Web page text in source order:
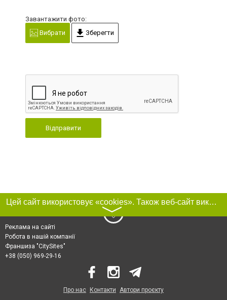
Завантажити фото:
Вибрати
Зберегти
Відправити
Цей сайт використовує «cookies». Також веб-сайт використовує інтернет-сервіс для збору технічних даних стосовно відвідувачів з метою отримання маркетингової та статистичної інформації. Умови обробки даних відвідувачів сайту див.
〉
Реклама на сайті
Робота в нашій компанії
Франшиза "CitySites"
+38 (050) 969-29-16
Про нас Контакти Автори проєкту